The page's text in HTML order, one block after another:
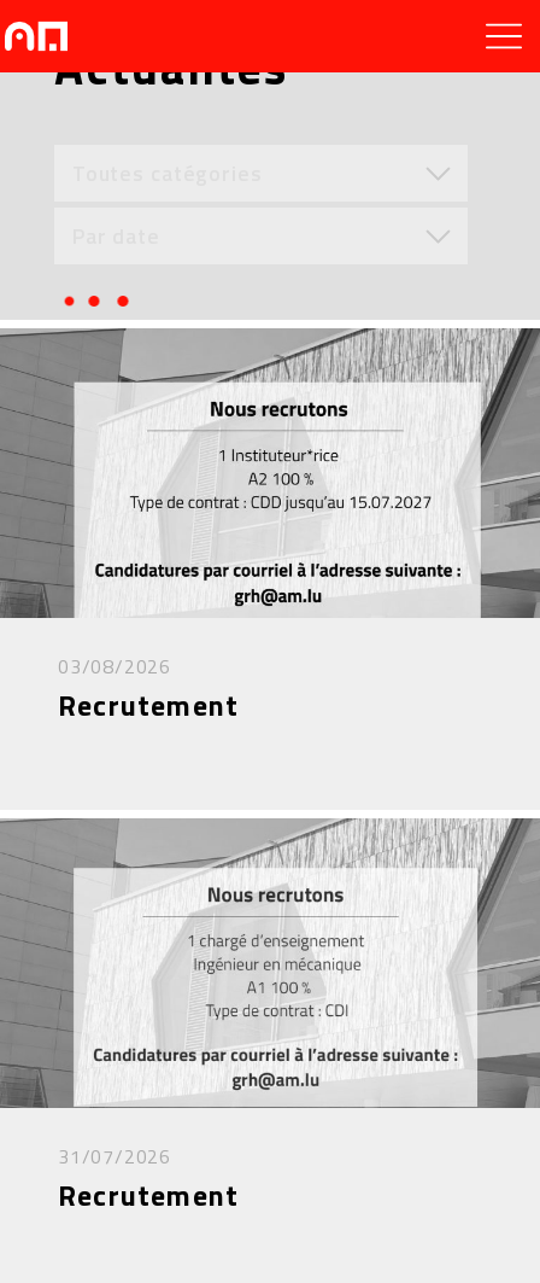
Actualités
03/08/2026
Recrutement
31/07/2026
Recrutement